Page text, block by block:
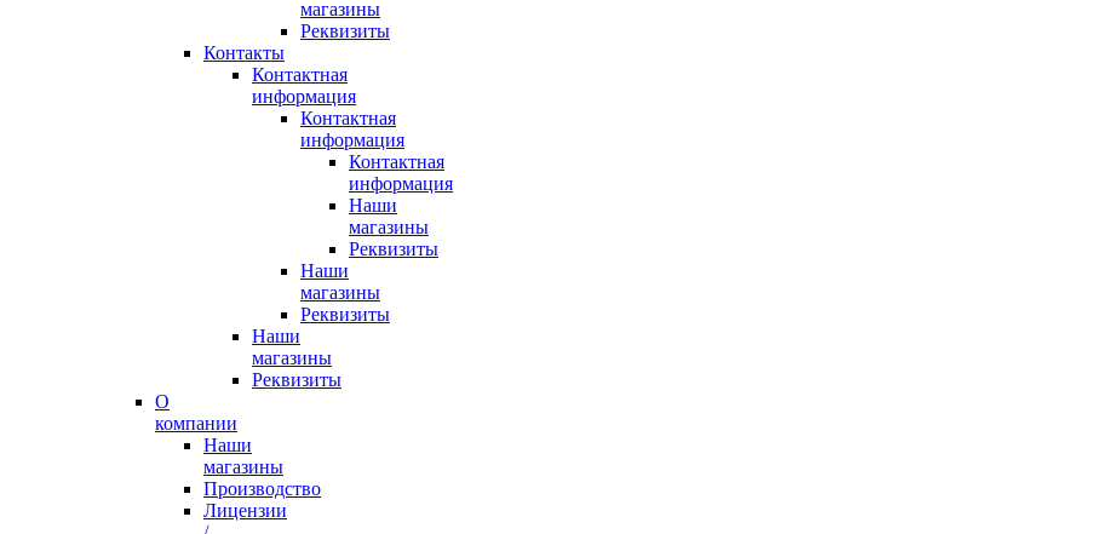
магазины
Реквизиты
Контакты
Контактная
информация
Контактная
информация
Контактная
информация
Наши
магазины
Реквизиты
Наши
магазины
Реквизиты
Наши
магазины
Реквизиты
О
компании
Наши
магазины
Производство
Лицензии